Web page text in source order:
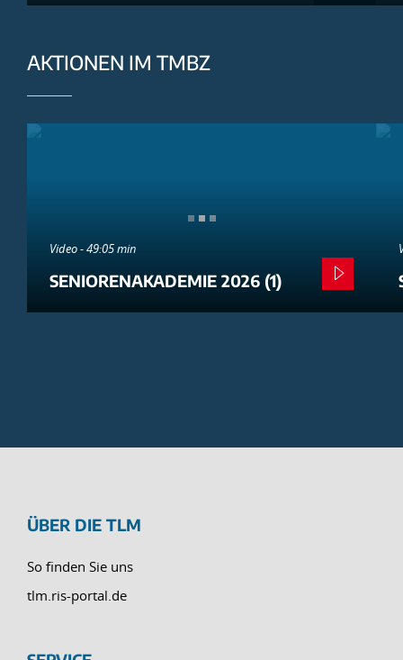
AKTIONEN IM TMBZ
Video - 49:05 min
SENIORENAKADEMIE 2026 (1)
ÜBER DIE TLM
So finden Sie uns
tlm.ris-portal.de